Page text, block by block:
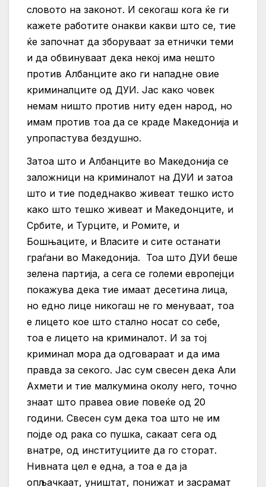
словото на законот. И секогаш кога ќе ги
кажете работите онакви какви што се, тие
ќе започнат да зборуваат за етнички теми
и да обвинуваат дека некој има нешто
против Албанците ако ги нападне овие
криминалците од ДУИ. Јас како човек
немам ништо против ниту еден народ, но
имам против тоа да се краде Македонија и
упропастува бездушно.
Затоа што и Албанците во Македонија се
заложници на криминалот на ДУИ и затоа
што и тие подеднакво живеат тешко исто
како што тешко живеат и Македонците, и
Србите, и Турците, и Ромите, и
Бошњаците, и Власите и сите останати
граѓани во Македонија. Тоа што ДУИ беше
зелена партија, а сега се големи европејци
покажува дека тие имаат десетина лица,
но едно лице никогаш не го менуваат, тоа
е лицето кое што стално носат со себе,
тоа е лицето на криминалот. И за тој
криминал мора да одговараат и да има
правда за секого. Јас сум свесен дека Али
Ахмети и тие малкумина околу него, точно
знаат што правеа овие повеќе од 20
години. Свесен сум дека тоа што не им
појде од рака со пушка, сакаат сега од
внатре, од институциите да го сторат.
Нивната цел е една, а тоа е да ја
опљачкаат, уништат, понижат и засрамат